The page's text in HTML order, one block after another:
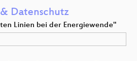
Datenschutz
Linien bei der Energiewende"